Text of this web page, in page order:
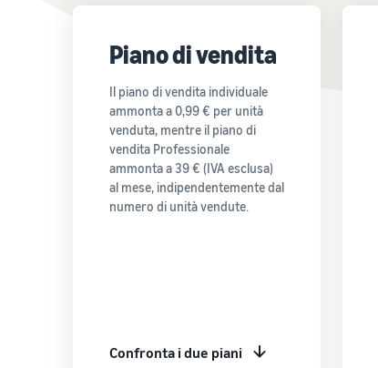
Piano di vendita
Il piano di vendita individuale
ammonta a 0,99 € per unità
venduta, mentre il piano di
vendita Professionale
ammonta a 39 € (IVA esclusa)
al mese, indipendentemente dal
numero di unità vendute.
Confronta i due piani